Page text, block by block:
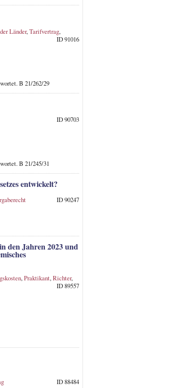
Länder,Tarifvertrag,
ID 91016
B 21/262/29
ID 90703
B 21/245/31
entwickelt?
ID 90247
den Jahren 2023 und
,Praktikant,Richter,
ID 89557
ID 88484